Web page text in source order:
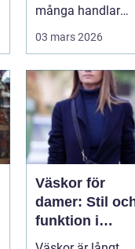
många handlar
03 mars 2026
Väskor för
damer: Stil
funktion i
perfekt harmoni